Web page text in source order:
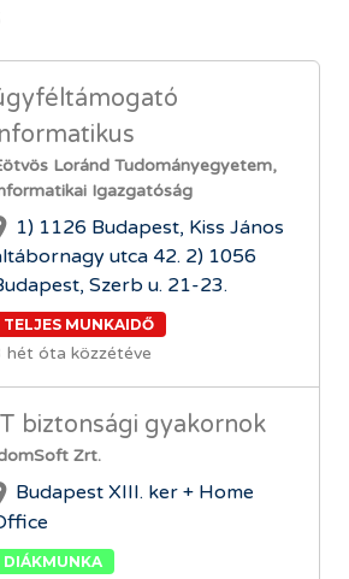
Loránd Tudományegyetem,
Igazgatóság
1) 1126 Budapest, Kiss János
utca 42. 2) 1056
Szerb u. 21-23.
TELJES MUNKAIDŐ
hét óta közzétéve
biztonsági gyakornok
Zrt.
Budapest XIII. ker + Home
DIÁKMUNKA